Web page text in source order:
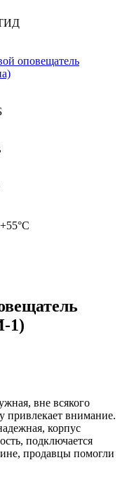
оповещатель
1)
вне всякого
привлекает внимание.
корпус
подключается
продавцы помогли